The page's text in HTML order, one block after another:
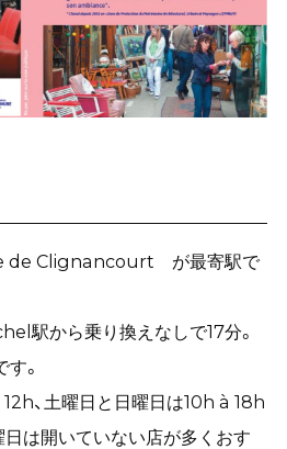
de Clignancourt が最寄駅で
駅から乗り換えなしで17分。
。
、土曜日と日曜日は10h à 18h
日は開いていない店が多くおす